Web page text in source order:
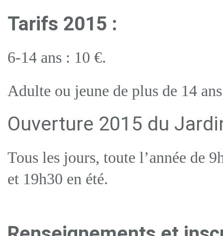
Tarifs 2015 :
6-14 ans : 10 €.
Adulte ou jeune de plus de 14
Ouverture 2015 du
Tous les jours, toute l’année de
et 19h30 en été.